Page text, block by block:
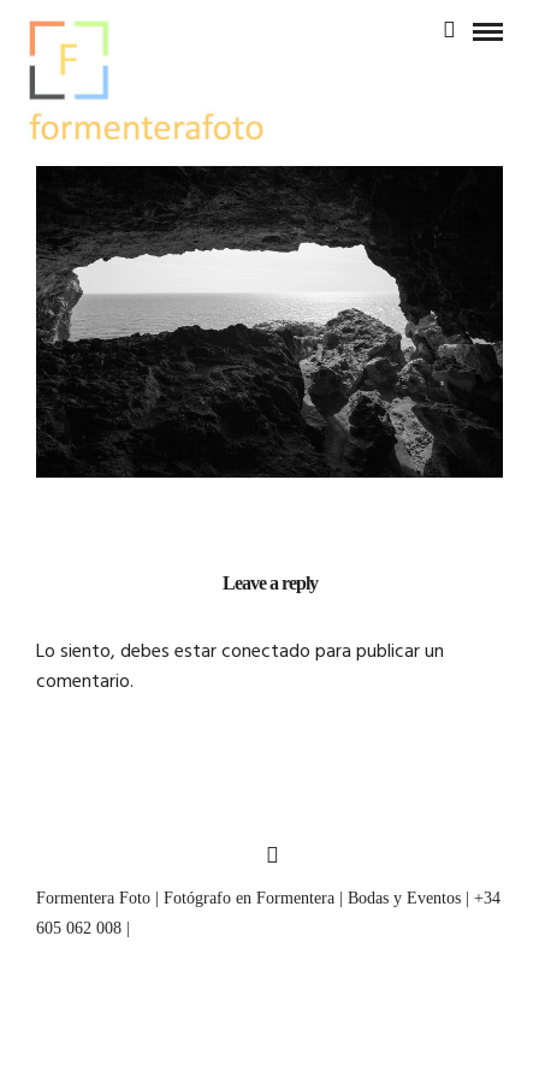
Leave a reply
Lo siento, debes estarconectadopara publicar un
comentario.
Formentera Foto | Fotógrafo en Formentera | Bodas y Eventos | +34
605 062 008 |